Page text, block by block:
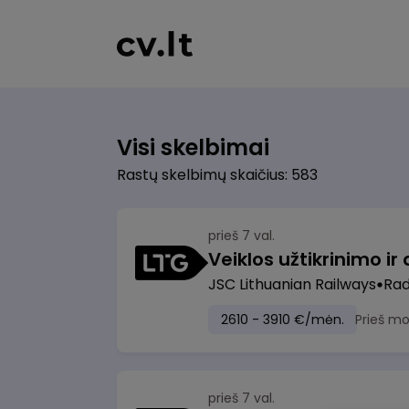
Visi skelbimai
Rastų skelbimų skaičius: 583
prieš 7 val.
JSC Lithuanian Railways
2610 - 3910 €/mėn. Prieš
prieš 7 val.